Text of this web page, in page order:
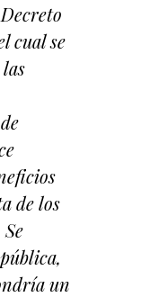
cual se
de los
un